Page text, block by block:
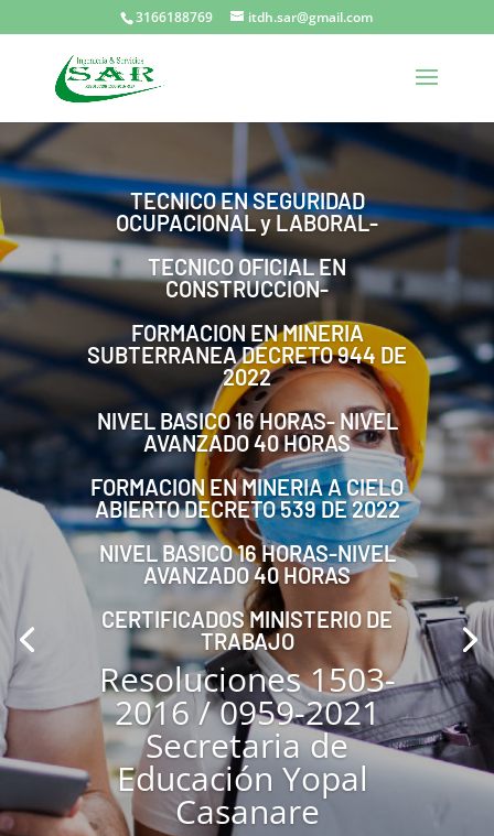
3166188769 itdh.sar@gmail.com
TECNICO EN SEGURIDAD
OCUPACIONAL y LABORAL-
TECNICO OFICIAL EN
CONSTRUCCION-
FORMACION EN MINERIA
SUBTERRANEA DECRETO 944 DE
2022
NIVEL BASICO 16 HORAS- NIVEL
AVANZADO 40 HORAS
FORMACION EN MINERIA A CIELO
ABIERTO DECRETO 539 DE 2022
NIVEL BASICO 16 HORAS-NIVEL
AVANZADO 40 HORAS
CERTIFICADOS MINISTERIO DE
TRABAJO
Resoluciones 1503-
2016 / 0959-2021
Secretaria de
Educación Yopal
Casanare